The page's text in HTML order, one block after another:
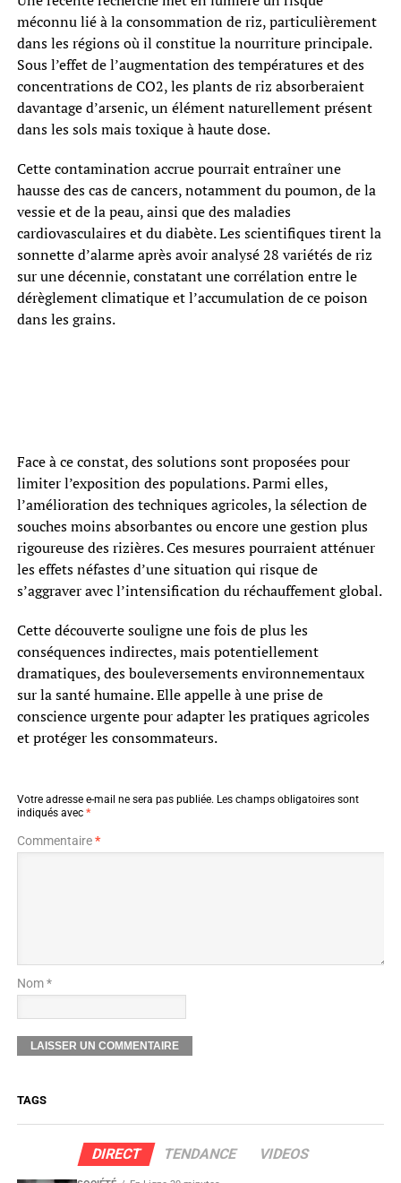
méconnu lié à la consommation de riz, particulièrement
dans les régions où il constitue la nourriture principale.
Sous l’effet de l’augmentation des températures et des
concentrations de CO2, les plants de riz absorberaient
davantage d’arsenic, un élément naturellement présent
dans les sols mais toxique à haute dose.
Cette contamination accrue pourrait entraîner une
hausse des cas de cancers, notamment du poumon, de la
vessie et de la peau, ainsi que des maladies
cardiovasculaires et du diabète. Les scientifiques tirent la
sonnette d’alarme après avoir analysé 28 variétés de riz
sur une décennie, constatant une corrélation entre le
dérèglement climatique et l’accumulation de ce poison
dans les grains.
Face à ce constat, des solutions sont proposées pour
limiter l’exposition des populations. Parmi elles,
l’amélioration des techniques agricoles, la sélection de
souches moins absorbantes ou encore une gestion plus
rigoureuse des rizières. Ces mesures pourraient atténuer
les effets néfastes d’une situation qui risque de
s’aggraver avec l’intensification du réchauffement global.
Cette découverte souligne une fois de plus les
conséquences indirectes, mais potentiellement
dramatiques, des bouleversements environnementaux
sur la santé humaine. Elle appelle à une prise de
conscience urgente pour adapter les pratiques agricoles
et protéger les consommateurs.
Votre adresse e-mail ne sera pas publiée. Les champs obligatoires sont
indiqués avec *
Commentaire*
Nom *
TAGS
DIRECT TENDANCE VIDEOS